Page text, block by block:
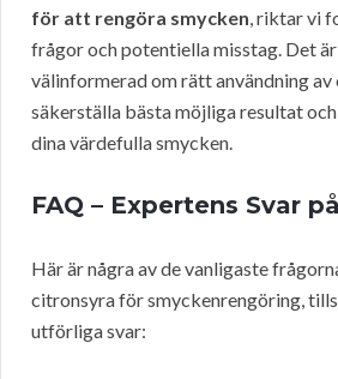
för att rengöra smycken, riktar vi
frågor och potentiella misstag. Det
välinformerad om rätt användning
säkerställa bästa möjliga resultat
dina värdefulla smycken.
FAQ – Expertens Svar
Här är några av de vanligaste
citronsyra för smyckenrengöring,
utförliga svar: